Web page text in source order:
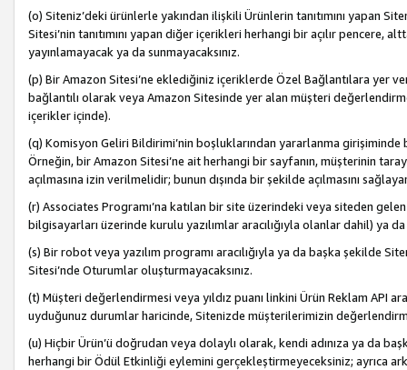
(o) Siteniz’deki ürünlerle yakından ilişkili Ürünlerin tanıtımını yapan
Sitesi’nin tanıtımını yapan diğer içerikleri herhangi bir açılır pencere,
yayınlamayacak ya da sunmayacaksınız.
(p) Bir Amazon Sitesi’ne eklediğiniz içeriklerde Özel Bağlantılara yer
bağlantılı olarak veya Amazon Sitesinde yer alan müşteri
içerikler içinde).
(q) Komisyon Geliri Bildirimi’nin boşluklarından yararlanma
Örneğin, bir Amazon Sitesi’ne ait herhangi bir sayfanın, müşterinin
açılmasına izin verilmelidir; bunun dışında bir şekilde açılmasını
(r) Associates Programı’na katılan bir site üzerindeki veya siteden
bilgisayarları üzerinde kurulu yazılımlar aracılığıyla olanlar dahil) ya
(s) Bir robot veya yazılım programı aracılığıyla ya da başka şekilde
Sitesi’nde Oturumlar oluşturmayacaksınız.
(t) Müşteri değerlendirmesi veya yıldız puanı linkini Ürün Reklam API
uyduğunuz durumlar haricinde, Sitenizde müşterilerimizin
(u) Hiçbir Ürün’ü doğrudan veya dolaylı olarak, kendi adınıza ya da
herhangi bir Ödül Etkinliği eylemini gerçekleştirmeyeceksiniz; ayrıca